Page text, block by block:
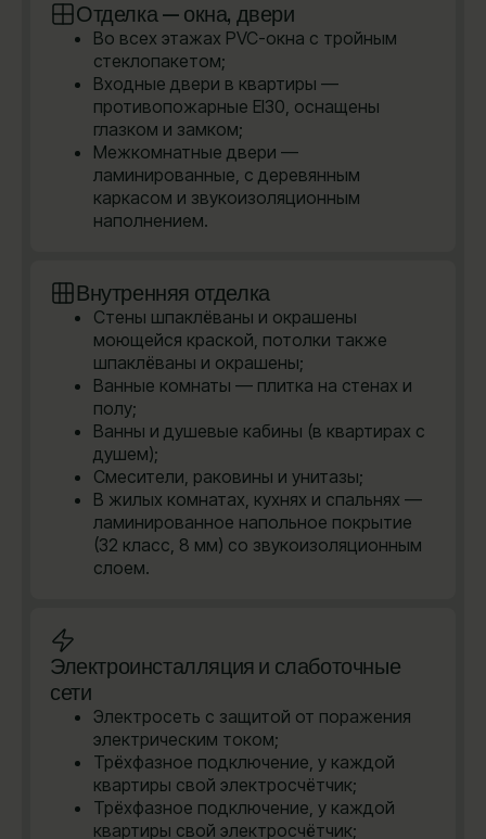
Отделка — окна, двери
Во всех этажах PVC-окна с тройным
стеклопакетом;
Входные двери в квартиры —
противопожарные EI30, оснащены
глазком и замком;
Межкомнатные двери —
ламинированные, с деревянным
каркасом и звукоизоляционным
наполнением.
Внутренняя отделка
Стены шпаклёваны и окрашены
моющейся краской, потолки также
шпаклёваны и окрашены;
Ванные комнаты — плитка на стенах и
полу;
Ванны и душевые кабины (в квартирах с
душем);
Смесители, раковины и унитазы;
В жилых комнатах, кухнях и спальнях —
ламинированное напольное покрытие
(32 класс, 8 мм) со звукоизоляционным
слоем.
Электроинсталляция и слаботочные
сети
Электросеть с защитой от поражения
электрическим током;
Трёхфазное подключение, у каждой
квартиры свой электросчётчик;
Трёхфазное подключение, у каждой
квартиры свой электросчётчик;